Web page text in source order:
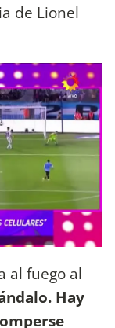
de Lionel
al fuego al
Hay